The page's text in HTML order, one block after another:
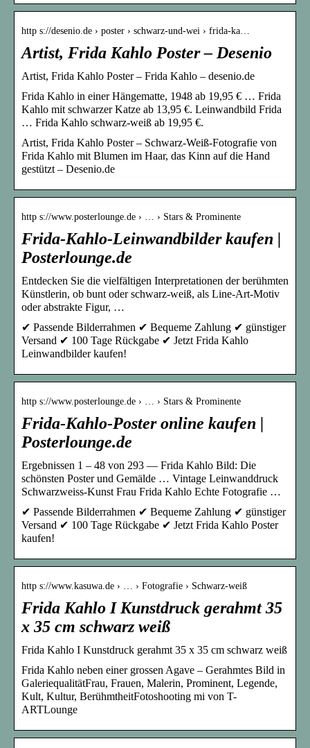
http s://desenio.de › poster › schwarz-und-wei › frida-ka…
Artist, Frida Kahlo Poster – Desenio
Artist, Frida Kahlo Poster – Frida Kahlo – desenio.de
Frida Kahlo in einer Hängematte, 1948 ab 19,95 € … Frida
Kahlo mit schwarzer Katze ab 13,95 €. Leinwandbild Frida
… Frida Kahlo schwarz-weiß ab 19,95 €.
Artist, Frida Kahlo Poster – Schwarz-Weiß-Fotografie von
Frida Kahlo mit Blumen im Haar, das Kinn auf die Hand
gestützt – Desenio.de
http s://www.posterlounge.de › … › Stars & Prominente
Frida-Kahlo-Leinwandbilder kaufen |
Posterlounge.de
Entdecken Sie die vielfältigen Interpretationen der berühmten
Künstlerin, ob bunt oder schwarz-weiß, als Line-Art-Motiv
oder abstrakte Figur, …
✔ Passende Bilderrahmen ✔ Bequeme Zahlung ✔ günstiger
Versand ✔ 100 Tage Rückgabe ✔ Jetzt Frida Kahlo
Leinwandbilder kaufen!
http s://www.posterlounge.de › … › Stars & Prominente
Frida-Kahlo-Poster online kaufen |
Posterlounge.de
Ergebnissen 1 – 48 von 293 — Frida Kahlo Bild: Die
schönsten Poster und Gemälde … Vintage Leinwanddruck
Schwarzweiss-Kunst Frau Frida Kahlo Echte Fotografie …
✔ Passende Bilderrahmen ✔ Bequeme Zahlung ✔ günstiger
Versand ✔ 100 Tage Rückgabe ✔ Jetzt Frida Kahlo Poster
kaufen!
http s://www.kasuwa.de › … › Fotografie › Schwarz-weiß
Frida Kahlo I Kunstdruck gerahmt 35
x 35 cm schwarz weiß
Frida Kahlo I Kunstdruck gerahmt 35 x 35 cm schwarz weiß
Frida Kahlo neben einer grossen Agave – Gerahmtes Bild in
GaleriequalitätFrau, Frauen, Malerin, Prominent, Legende,
Kult, Kultur, BerühmtheitFotoshooting mi von T-
ARTLounge